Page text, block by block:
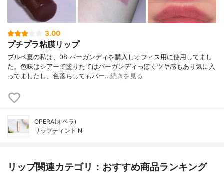
3.00
プチプラ粘膜リップ
ブルベ夏の私は、08 バーガンディを購入しオフィス用に使用してまし
た。色味はシアーで塗りたてはバーガンディっぽくツヤ感もあり気に入
ってましたし、色落ちしてもパー…続きを見る
OPERA(オペラ)
リップティント N
リップ関連カテゴリ：おすすめ商品ランキング